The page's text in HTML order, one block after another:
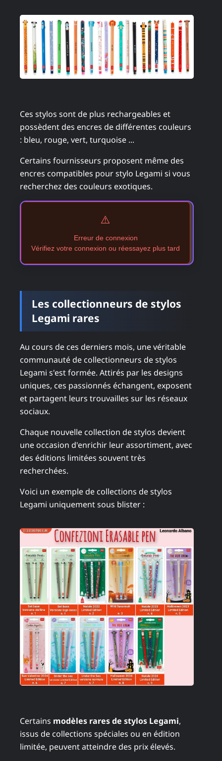
Ces stylos sont de plus rechargeables et
possèdent des encres de différentes couleurs
: bleu, rouge, vert, turquoise ...
Certains fournisseurs proposent même des
encres compatibles pour stylo Legami si vous
recherchez des couleurs exotiques.
⚠️
Erreur de connexion
Vérifiez votre connexion ou réessayez plus tard
Les collectionneurs de stylos
Legami rares
Au cours de ces derniers mois, une véritable
communauté de collectionneurs de stylos
Legami s'est formée. Attirés par les designs
uniques, ces passionnés échangent, exposent
et partagent leurs trouvailles sur les réseaux
sociaux.
Chaque nouvelle collection de stylos devient
une occasion d'enrichir leur assortiment, avec
des éditions limitées souvent très
recherchées.
Voici un exemple de collections de stylos
Legami uniquement sous blister :
Certains modèles rares de stylos Legami,
issus de collections spéciales ou en édition
limitée, peuvent atteindre des prix élevés.